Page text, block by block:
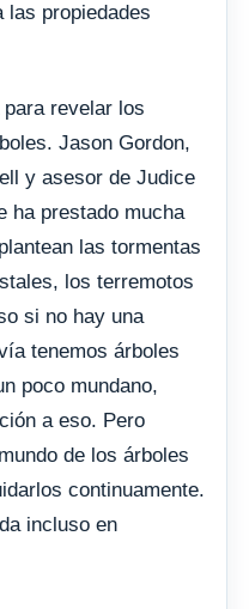
propiedades
revelar los
Jason Gordon,
y asesor de Judice
ha prestado mucha
las tormentas
los terremotos
si no hay una
tenemos árboles
poco mundano,
a eso. Pero
de los árboles
continuamente.
incluso en